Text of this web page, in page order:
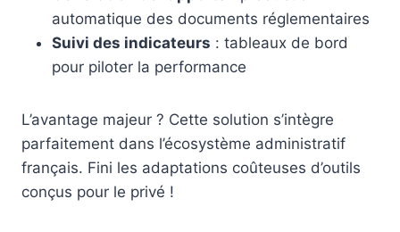
automatique des documents réglementaires
Suivi des indicateurs : tableaux de bord
pour piloter la performance
L’avantage majeur ? Cette solution s’intègre
parfaitement dans l’écosystème administratif
français. Fini les adaptations coûteuses d’outils
conçus pour le privé !